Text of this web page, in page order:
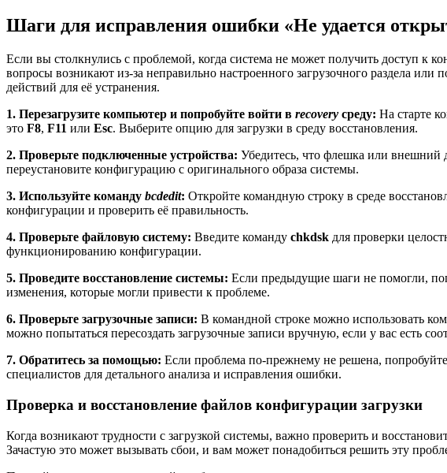
Шаги для исправления ошибки «Не удается
Если вы столкнулись с проблемой, когда система не может получить доступ к
вопросы возникают из-за неправильно настроенного загрузочного раздела
действий для её устранения.
1. Перезагрузите компьютер и попробуйте войти в recovery среду: На старте
это F8, F11 или Esc. Выберите опцию для загрузки в среду восстановления.
2. Проверьте подключенные устройства: Убедитесь, что флешка или внешний
переустановите конфигурацию с оригинального образа системы.
3. Используйте команду bcdedit: Откройте командную строку в среде
конфигурации и проверить её правильность.
4. Проверьте файловую систему: Введите команду chkdsk для проверки
функционированию конфигурации.
5. Проведите восстановление системы: Если предыдущие шаги не помогли,
изменения, которые могли привести к проблеме.
6. Проверьте загрузочные записи: В командной строке можно использовать
можно попытаться пересоздать загрузочные записи вручную, если у вас есть
7. Обратитесь за помощью: Если проблема по-прежнему не решена,
специалистов для детального анализа и исправления ошибки.
Проверка и восстановление файлов конфигурации загрузки
Когда возникают трудности с загрузкой системы, важно проверить и
Зачастую это может вызывать сбои, и вам может понадобиться решить эту